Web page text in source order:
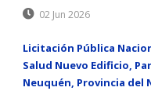
02 Jun 2026
Licitación Pública
Salud Nuevo Edificio,
Neuquén, Provincia del